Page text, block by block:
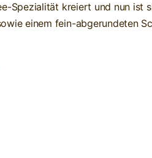
Spezialität kreiert und nun ist
einem fein-abgerundeten